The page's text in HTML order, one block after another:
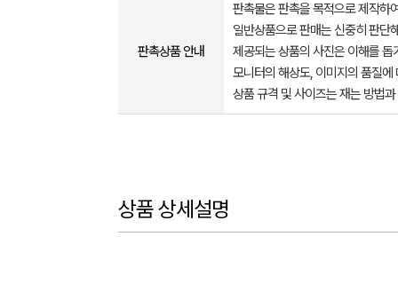
판촉상품 안내
판촉물은 판촉을 목적으로 제작하
일반상품으로 판매는 신중히 판단
제공되는 상품의 사진은 이해를
모니터의 해상도, 이미지의 품질
상품 규격 및 사이즈는 재는 방법
상품 상세설명